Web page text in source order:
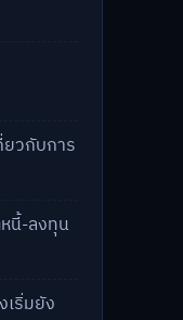
ยวกับการ
นี้-ลงทุน
ริ่มยัง